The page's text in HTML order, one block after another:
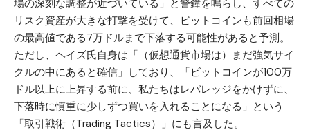
場の深刻な調整が近づいている」と警鐘を鳴らし、すべての
リスク資産が大きな打撃を受けて、ビットコインも前回相場
の最高値である7万ドルまで下落する可能性があると予測。
ただし、ヘイズ氏自身は「（仮想通貨市場は）まだ強気サイ
クルの中にあると確信」しており、「ビットコインが100万
ドル以上に上昇する前に、私たちはレバレッジをかけずに、
下落時に慎重に少しずつ買いを入れることになる」という
「取引戦術（Trading Tactics）」にも言及した。